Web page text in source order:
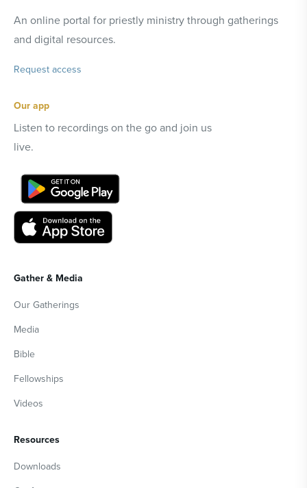
An online portal for priestly ministry through gatherings
and digital resources.
Request access
Our app
Listen to recordings on the go and join us
live.
Gather & Media
Our Gatherings
Media
Bible
Fellowships
Videos
Resources
Downloads